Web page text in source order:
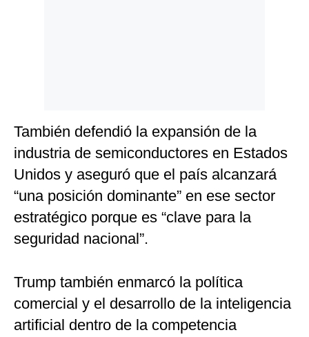
También defendió la expansión de la
industria de semiconductores en Estados
Unidos y aseguró que el país alcanzará
“una posición dominante” en ese sector
estratégico porque es “clave para la
seguridad nacional”.
Trump también enmarcó la política
comercial y el desarrollo de la inteligencia
artificial dentro de la competencia